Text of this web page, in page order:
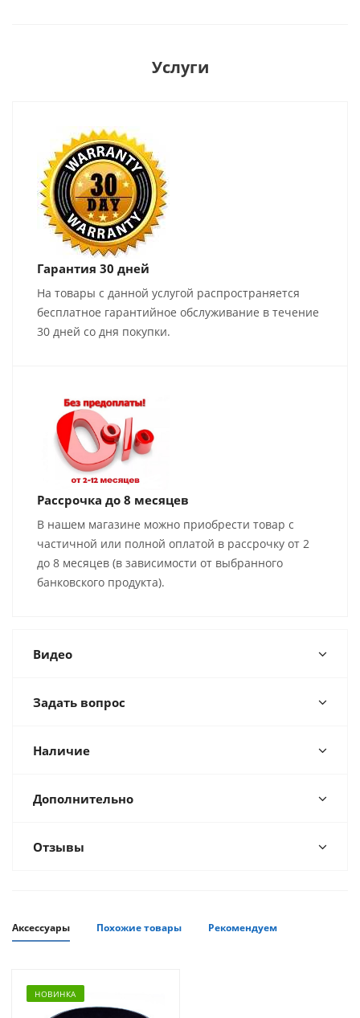
Услуги
Гарантия 30 дней
На товары с данной услугой распространяется
бесплатное гарантийное обслуживание в течение
30 дней со дня покупки.
Рассрочка до 8 месяцев
В нашем магазине можно приобрести товар с
частичной или полной оплатой в рассрочку от 2
до 8 месяцев (в зависимости от выбранного
банковского продукта).
Видео
Задать вопрос
Наличие
Дополнительно
Отзывы
Аксессуары Похожие товары Рекомендуем
НОВИНКА